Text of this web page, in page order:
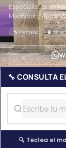
Especialistas en
MacBook y Apple
🔧 Pantallas 🔋
🔧 CONSULTA
🔍 Teclea el